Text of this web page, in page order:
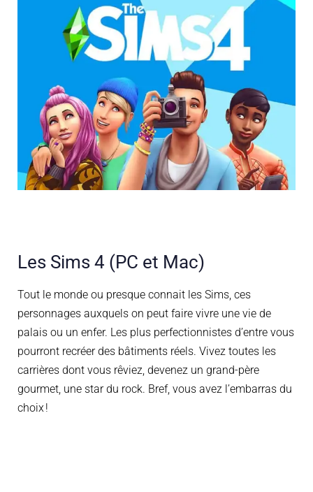
Les Sims 4 (PC et Mac)
Tout le monde ou presque connait les Sims, ces
personnages auxquels on peut faire vivre une vie de
palais ou un enfer. Les plus perfectionnistes d’entre vous
pourront recréer des bâtiments réels. Vivez toutes les
carrières dont vous rêviez, devenez un grand-père
gourmet, une star du rock. Bref, vous avez l’embarras du
choix !